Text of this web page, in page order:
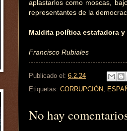
aplastarlos como moscas,
representantes de la
Maldita política estafadora
Francisco Rubiales
Publicado el: 6.2.24
Etiquetas: CORRUPCIÓN
No hay